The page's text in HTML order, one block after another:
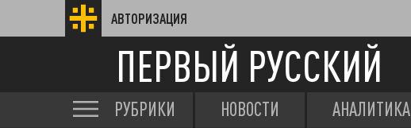
АВТОРИЗАЦИЯ
ПЕРВЫЙ РУССКИЙ
РУБРИКИ НОВОСТИ АНАЛИТИКА